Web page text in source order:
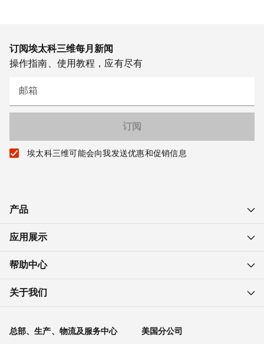
订阅埃太科三维每月新闻
操作指南、使用教程，应有尽有
邮箱
埃太科三维可能会向我发送优惠和促销信息
产品
应用展示
帮助中心
关于我们
总部、生产、物流及服务中心
美国分公司